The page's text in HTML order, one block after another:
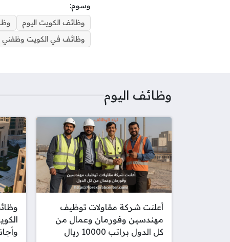
e
b
o
o
k
t
e
r
e
r
e
s
l
r
e
d
I
n
g
r
a
m
وسوم:
وظائف الكويت اليوم
وظائف في الكويت
وظائف اليوم
أعلنت شركة مقاولات توظيف
مهندسين وفورمان وعمال من
كل الدول براتب 10000 ريال